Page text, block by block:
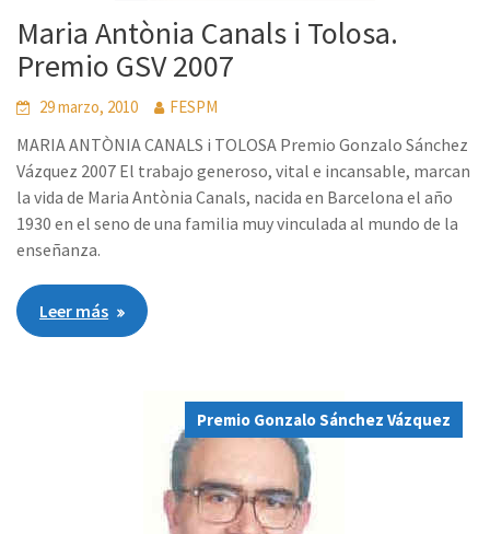
Maria Antònia Canals i Tolosa.
Premio GSV 2007
29 marzo, 2010 FESPM
MARIA ANTÒNIA CANALS i TOLOSA Premio Gonzalo Sánchez
Vázquez 2007 El trabajo generoso, vital e incansable, marcan
la vida de Maria Antònia Canals, nacida en Barcelona el año
1930 en el seno de una familia muy vinculada al mundo de la
enseñanza.
Leer más
Premio Gonzalo Sánchez Vázquez